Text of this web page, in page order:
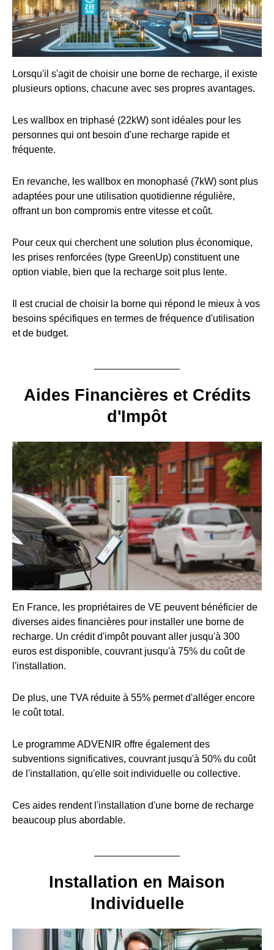
Lorsqu'il s'agit de choisir une borne de recharge, il existe
plusieurs options, chacune avec ses propres avantages.
Les wallbox en triphasé (22kW) sont idéales pour les
personnes qui ont besoin d'une recharge rapide et
fréquente.
En revanche, les wallbox en monophasé (7kW) sont plus
adaptées pour une utilisation quotidienne régulière,
offrant un bon compromis entre vitesse et coût.
Pour ceux qui cherchent une solution plus économique,
les prises renforcées (type GreenUp) constituent une
option viable, bien que la recharge soit plus lente.
Il est crucial de choisir la borne qui répond le mieux à vos
besoins spécifiques en termes de fréquence d'utilisation
et de budget.
Aides Financières et Crédits
d'Impôt
En France, les propriétaires de VE peuvent bénéficier de
diverses aides financières pour installer une borne de
recharge. Un crédit d'impôt pouvant aller jusqu'à 300
euros est disponible, couvrant jusqu'à 75% du coût de
l'installation.
De plus, une TVA réduite à 55% permet d'alléger encore
le coût total.
Le programme ADVENIR offre également des
subventions significatives, couvrant jusqu'à 50% du coût
de l'installation, qu'elle soit individuelle ou collective.
Ces aides rendent l'installation d'une borne de recharge
beaucoup plus abordable.
Installation en Maison
Individuelle